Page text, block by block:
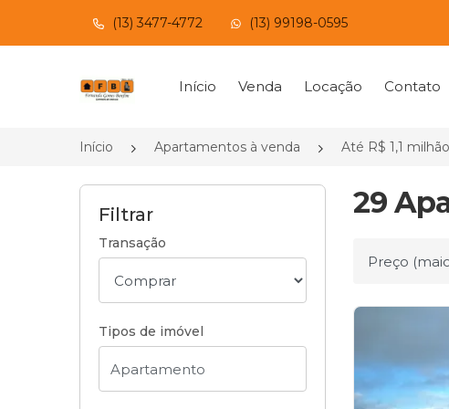
(13) 3477-4772 (13) 99198-0595
Página inicial
Início Venda Locação Contato
Início Apartamentos à venda Até R$ 1,1 milhão
Filtrar
Transação
Tipos de imóvel
29
Ordenar por